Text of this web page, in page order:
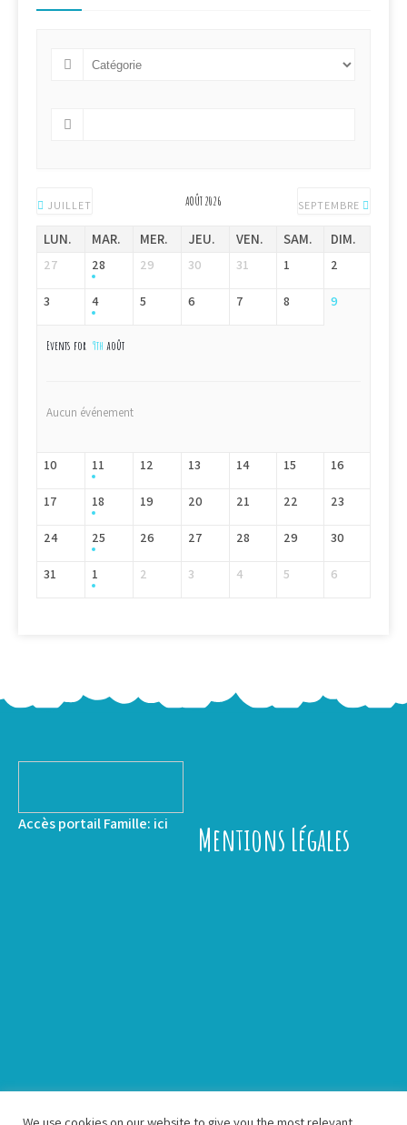
JUILLET AOÛT 2026 SEPTEMBRE
LUN. MAR. MER. JEU. VEN. SAM. DIM.
27 28 29 30 31 1 2
3 4 5 6 7 8 9
Events for 9th août
Aucun événement
10 11 12 13 14 15 16
17 18 19 20 21 22 23
24 25 26 27 28 29 30
31 1 2 3 4 5 6
Accès portail Famille: ici Mentions Légales